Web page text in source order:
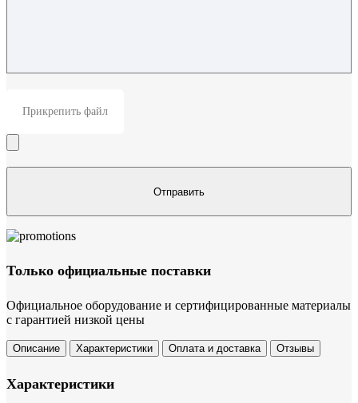
Прикрепить файл
Только официальные поставки
Официальное оборудование и сертифицированные материалы
с гарантией низкой цены
Описание Характеристики Оплата и доставка Отзывы
Характеристики